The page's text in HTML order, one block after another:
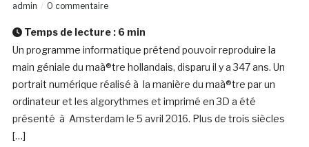
admin
0 commentaire
Temps de lecture : 6 min
Un programme informatique prétend pouvoir reproduire la
main géniale du maà®tre hollandais, disparu il y a 347 ans. Un
portrait numérique réalisé à la manière du maà®tre par un
ordinateur et les algorythmes et imprimé en 3D a été
présenté à Amsterdam le 5 avril 2016. Plus de trois siècles
[…]